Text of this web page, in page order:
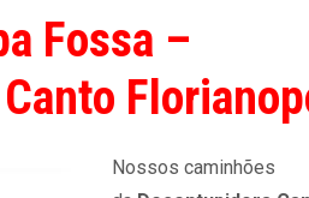
Fossa –
Nossos caminhões